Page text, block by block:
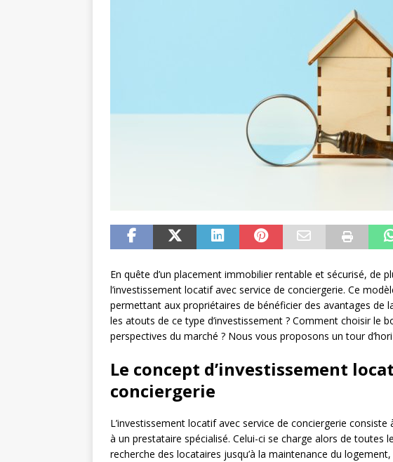
En quête d’un placement immobilier rentable et sécurisé, de
l’investissement locatif avec service de conciergerie. Ce
permettant aux propriétaires de bénéficier des avantages de
les atouts de ce type d’investissement ? Comment choisir le
perspectives du marché ? Nous vous proposons un tour
Le concept d’investissement
conciergerie
L’investissement locatif avec service de conciergerie
à un prestataire spécialisé. Celui-ci se charge alors de toutes
recherche des locataires jusqu’à la maintenance du